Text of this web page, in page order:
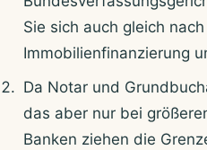
Sie sich auch gleich
Immobilienfinanzierung
Da Notar und
das aber nur bei
Banken ziehen die